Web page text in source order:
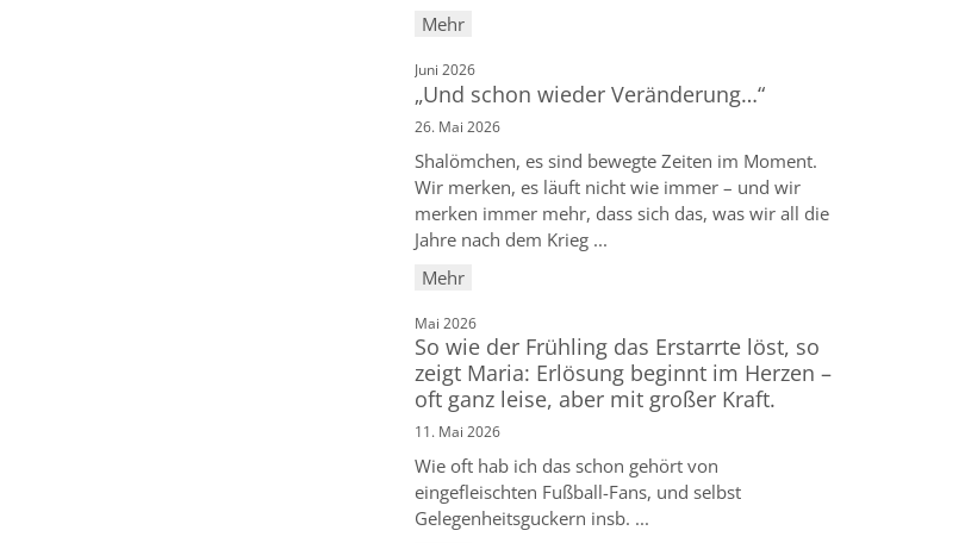
Mehr
Juni 2026:
„Und schon wieder Veränderung…“
26. Mai 2026
Shalömchen, es sind bewegte Zeiten im Moment.
Wir merken, es läuft nicht wie immer – und wir
merken immer mehr, dass sich das, was wir all die
Jahre nach dem Krieg ...
Mehr
Mai 2026:
So wie der Frühling das Erstarrte löst, so
zeigt Maria: Erlösung beginnt im Herzen –
oft ganz leise, aber mit großer Kraft.
11. Mai 2026
Wie oft hab ich das schon gehört von
eingefleischten Fußball-Fans, und selbst
Gelegenheitsguckern insb. ...